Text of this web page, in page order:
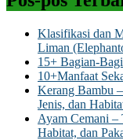
Klasifikasi dan
Liman
15+ Bagian-
10+Manfaat
Kerang Bambu
Jenis, dan
Ayam Cemani
Habitat, dan